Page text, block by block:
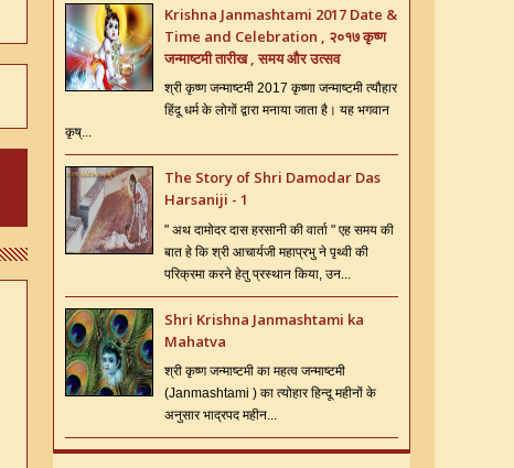
Krishna Janmashtami 2017 Date &
Time and Celebration , २०१७ कृष्ण
जन्माष्टमी तारीख , समय और उत्सव
श्री कृष्ण जन्माष्टमी 2017 कृष्णा जन्माष्टमी त्यौहार
हिंदू धर्म के लोगों द्वारा मनाया जाता है। यह भगवान
कृष्...
The Story of Shri Damodar Das
Harsaniji - 1
" अथ दामोदर दास हरसानी की वार्ता " एह समय की
बात हे कि श्री आचार्यजी महाप्रभु ने पृथ्वी की
परिक्रमा करने हेतु प्रस्थान किया, उन...
Shri Krishna Janmashtami ka
Mahatva
श्री कृष्ण जन्माष्टमी का महत्व जन्माष्टमी
(Janmashtami ) का त्योहार हिन्दू महीनों के
अनुसार भाद्रपद महीन...